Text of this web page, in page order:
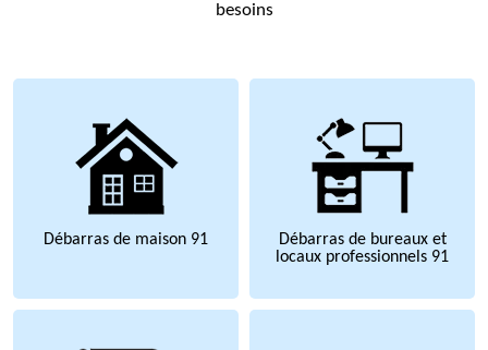
besoins
Débarras de maison 91
Débarras de bureaux et
locaux professionnels 91